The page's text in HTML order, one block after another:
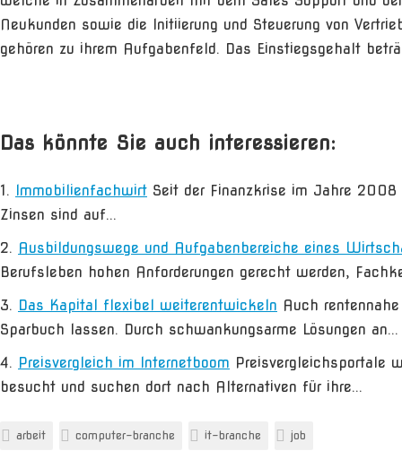
Neukunden sowie die Initiierung und Steuerung von
gehören zu ihrem Aufgabenfeld. Das Einstiegsgehalt
Das könnte Sie auch interessieren:
Immobilienfachwirt Seit der Finanzkrise im Jahre
Zinsen sind auf...
Ausbildungswege und Aufgabenbereiche eines
Berufsleben hohen Anforderungen gerecht werden,
Das Kapital flexibel weiterentwickeln Auch
Sparbuch lassen. Durch schwankungsarme Lösungen an...
Preisvergleich im Internetboom Preisvergleichsportale
besucht und suchen dort nach Alternativen für ihre...
arbeit computer-branche it-branche job